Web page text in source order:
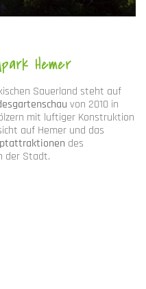
Hemer
Sauerland steht auf
von 2010 in
mit luftiger Konstruktion
auf Hemer und das
des
der Stadt.